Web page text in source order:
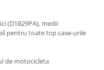
(D1B29PA), medii
pentru toate top case-urile
de motocicleta